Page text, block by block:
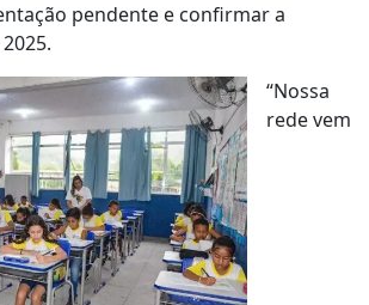
pendente e confirmar a
“Nossa
rede vem